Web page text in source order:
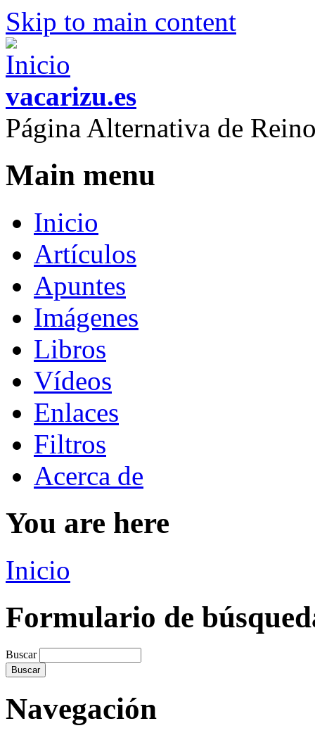
Skip to main content
vacarizu.es
Página Alternativa de
Main menu
Inicio
Artículos
Apuntes
Imágenes
Libros
Vídeos
Enlaces
Filtros
Acerca de
You are here
Inicio
Formulario de
Buscar
Navegación